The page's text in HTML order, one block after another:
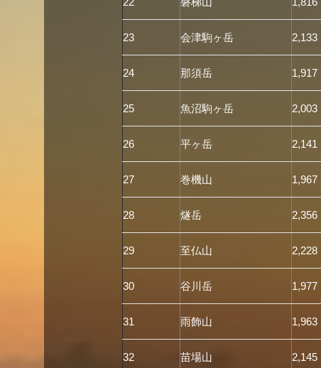
23 会津駒ヶ岳 2,133
24 那須岳 1,917
25 魚沼駒ヶ岳 2,003
26 平ヶ岳 2,141
27 巻機山 1,967
28 燧岳 2,356
29 至仏山 2,228
30 谷川岳 1,977
31 雨飾山 1,963
32 苗場山 2,145